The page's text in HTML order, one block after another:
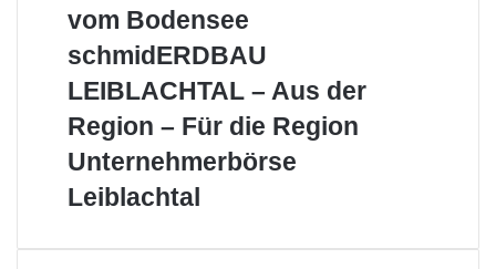
Delikatessen
vom
vom Bodensee
schmidERDBAU
–
Aus
Region
–
Für
schmidERDBAU
LEIBLACHTAL – Aus der
Region – Für die Region
Unternehmerbörse
Unternehmerbörse
Leiblachtal